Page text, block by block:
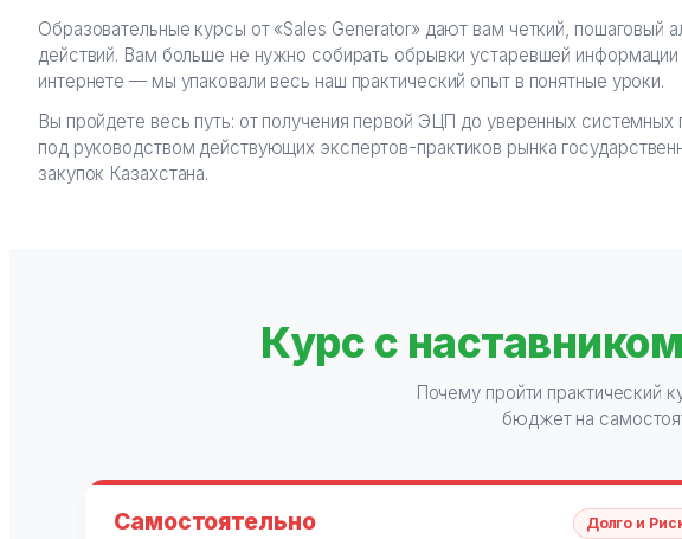
Образовательные курсы от «Sales Generator» дают вам четкий, пошаговый
действий. Вам больше не нужно собирать обрывки устаревшей информации
интернете — мы упаковали весь наш практический опыт в понятные уроки.
Вы пройдете весь путь: от получения первой ЭЦП до уверенных
под руководством действующих экспертов-практиков рынка
закупок Казахстана.
Курс с наставником
Почему пройти практический
бюджет на
Самостоятельно Долго и